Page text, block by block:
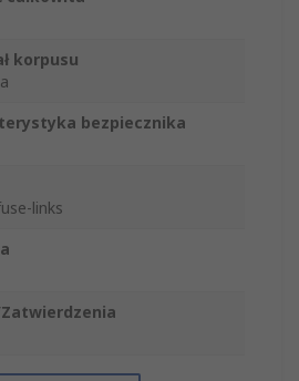
korpusu
bezpiecznika
links